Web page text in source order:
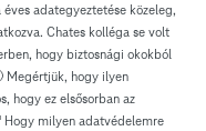
adategyeztetése közeleg,
Chates kolléga se volt
hogy biztosnági okokból
Megértjük, hogy ilyen
hogy ez elsősorban az
milyen adatvédelemre